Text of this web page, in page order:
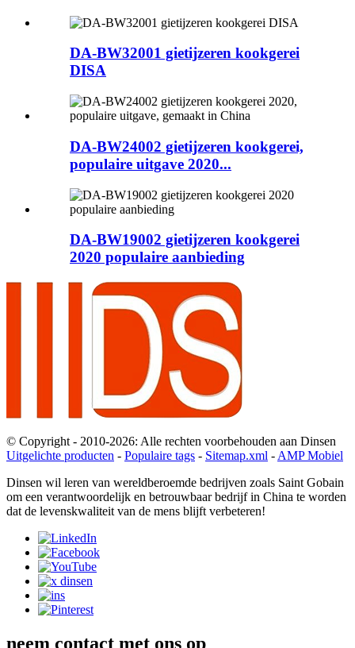
DA-BW32001 gietijzeren kookgerei
DISA
DA-BW24002 gietijzeren kookgerei,
populaire uitgave 2020...
DA-BW19002 gietijzeren kookgerei
2020 populaire aanbieding
© Copyright - 2010-2026: Alle rechten voorbehouden aan Dinsen
Uitgelichte producten - Populaire tags - Sitemap.xml - AMP Mobiel
Dinsen wil leren van wereldberoemde bedrijven zoals Saint Gobain
om een ​​verantwoordelijk en betrouwbaar bedrijf in China te worden
dat de levenskwaliteit van de mens blijft verbeteren!
neem contact met ons op